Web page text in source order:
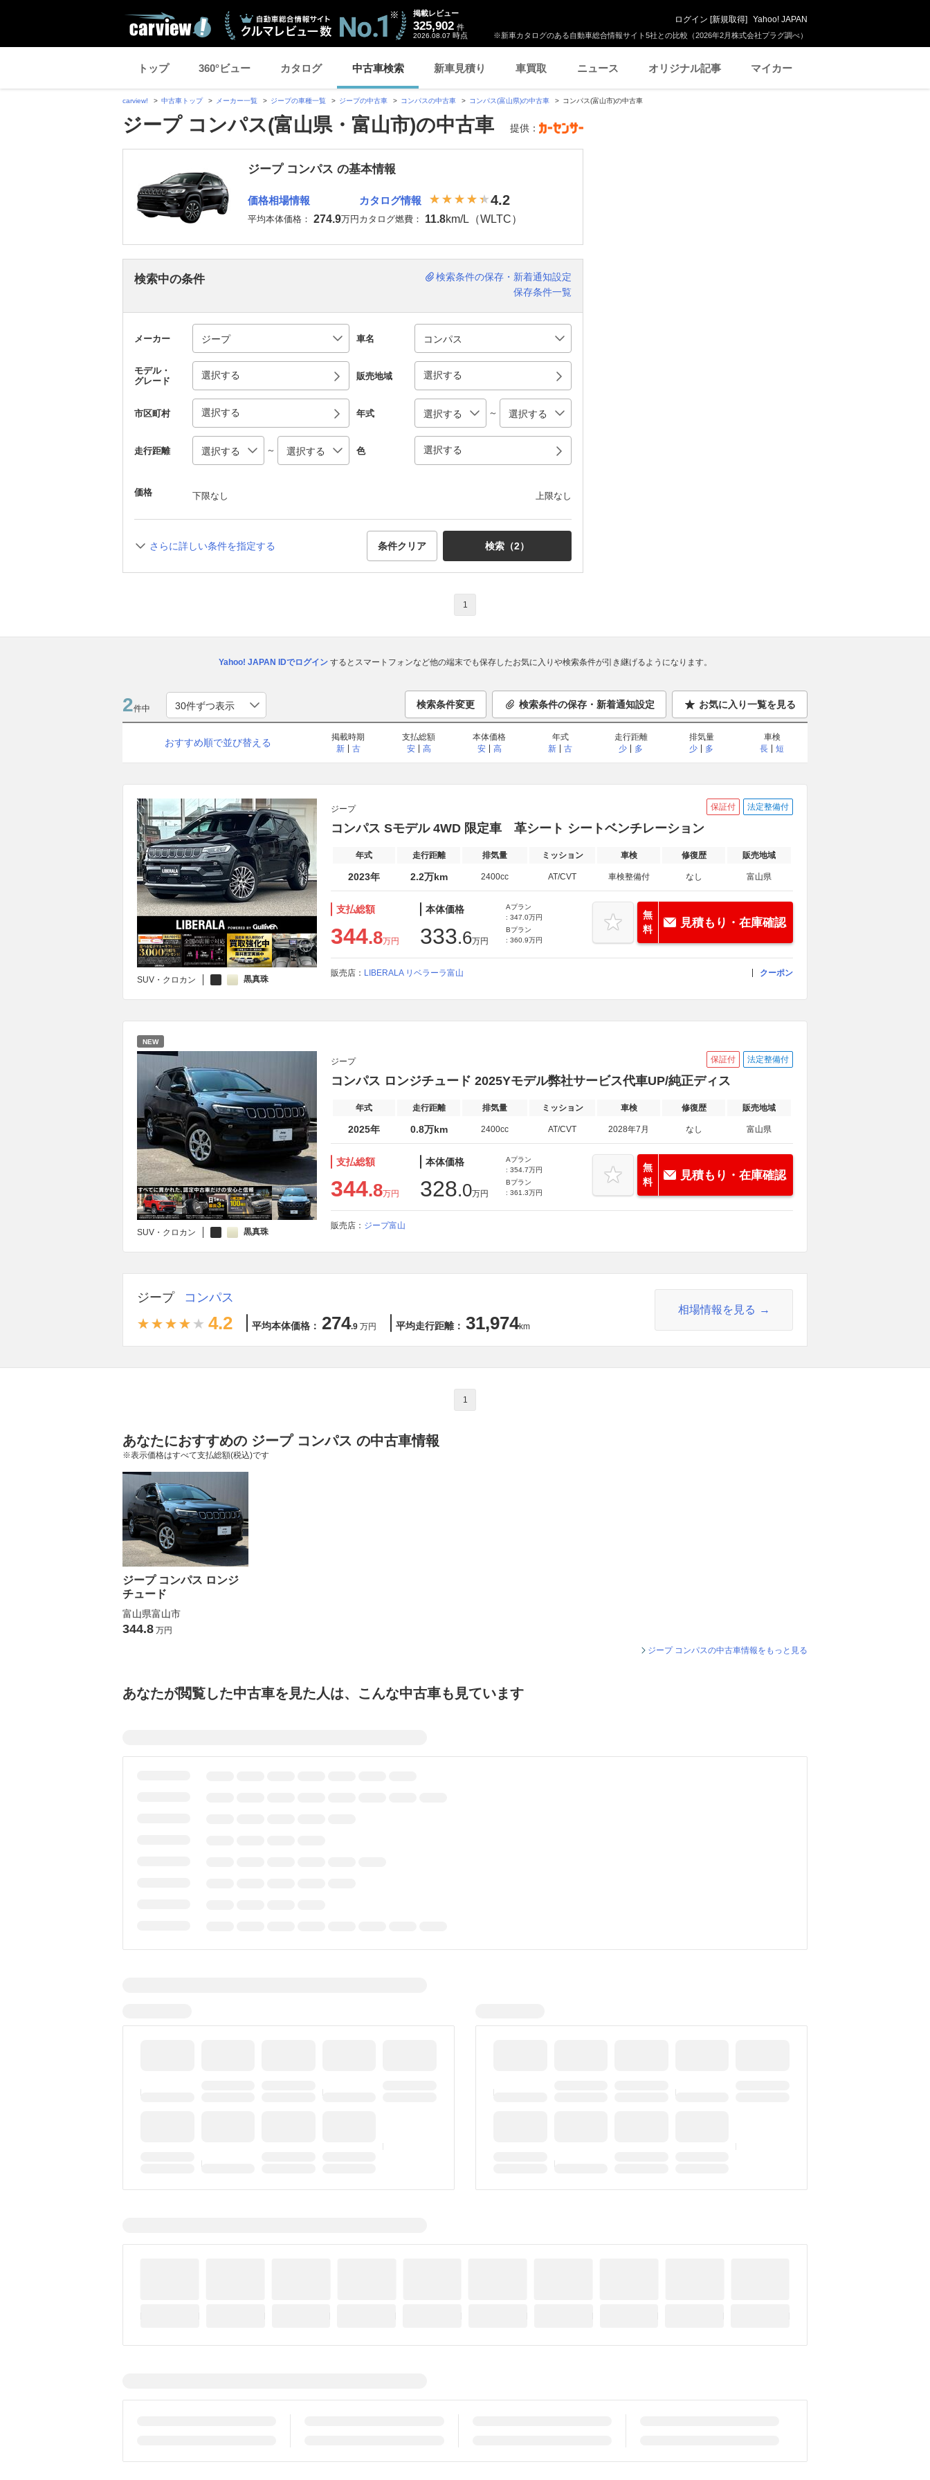
※新車カタログのある自動車総合情報サイト5社との比較（2026年2月株式会社プラグ調べ）
掲載レビュー
325,902 件
2026.08.07 時点
ログイン [新規取得] Yahoo! JAPAN
トップ 360°ビュー カタログ 中古車検索 新車見積り 車買取 ニュース オリジナル記事 マイカー
carview! 中古車トップ メーカー一覧 ジープの車種一覧 ジープの中古車 コンパスの中古車 コンパス(富山県)の中古車 コンパス(富山市)の中古車
ジープ コンパス(富山県・富山市)の中古車 提供：
ジープ コンパス の基本情報
価格相場情報
平均本体価格： 274.9万円
カタログ情報 4.2
カタログ燃費： 11.8km/L（WLTC）
検索中の条件
検索条件の保存・新着通知設定
保存条件一覧
メーカー 車名
モデル・
グレード
選択する 販売地域 選択する
市区町村 選択する 年式 ～
走行距離 ～ 色 選択する
価格 下限なし 上限なし
さらに詳しい条件を指定する 条件クリア 検索（2）
1
Yahoo! JAPAN IDでログインするとスマートフォンなど他の端末でも保存したお気に入りや検索条件が引き継げるようになります。
2件中 検索条件変更 検索条件の保存・新着通知設定 お気に入り一覧を見る
おすすめ順で並び替える
掲載時期
新
古
支払総額
安
高
本体価格
安
高
年式
新
古
走行距離
少
多
排気量
少
多
車検
長
短
SUV・クロカン 黒真珠
ジープ 保証付 法定整備付
コンパス Sモデル 4WD 限定車 革シート シートベンチレーション
年式 走行距離 排気量 ミッション 車検 修復歴 販売地域
2023年 2.2万km 2400cc AT/CVT 車検整備付 なし 富山県
支払総額
344.8万円
本体価格
333.6万円
Aプラン
: 347.0万円
Bプラン
: 360.9万円
無
料
見積もり・在庫確認
販売店： LIBERALA リベラーラ富山 クーポン
NEW
SUV・クロカン 黒真珠
ジープ 保証付 法定整備付
コンパス ロンジチュード 2025Yモデル弊社サービス代車UP/純正ディス
年式 走行距離 排気量 ミッション 車検 修復歴 販売地域
2025年 0.8万km 2400cc AT/CVT 2028年7月 なし 富山県
支払総額
344.8万円
本体価格
328.0万円
Aプラン
: 354.7万円
Bプラン
: 361.3万円
無
料
見積もり・在庫確認
販売店： ジープ富山
ジープ コンパス
4.2 平均本体価格： 274.9 万円 平均走行距離： 31,974km
相場情報を見る
1
あなたにおすすめの ジープ コンパス の中古車情報
※表示価格はすべて支払総額(税込)です
ジープ コンパス ロンジ
チュード
富山県富山市
344.8 万円
ジープ コンパスの中古車情報をもっと見る
あなたが閲覧した中古車を見た人は、こんな中古車も見ています